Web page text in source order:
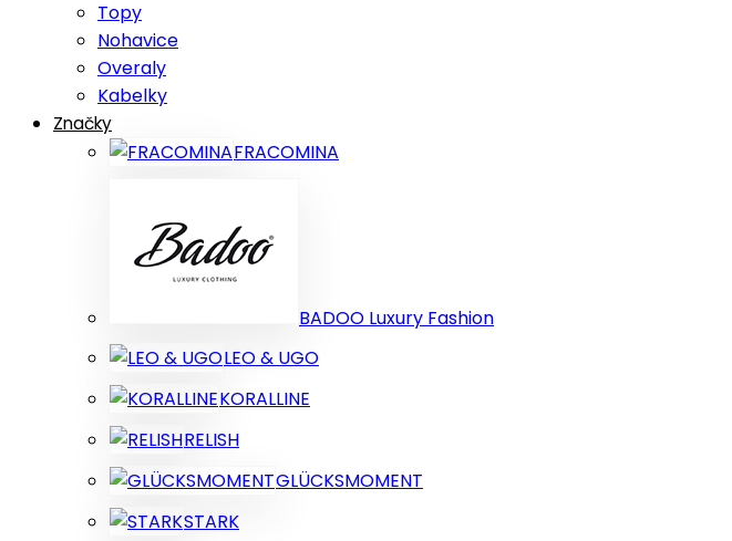
Topy
Nohavice
Overaly
Kabelky
Značky
FRACOMINA
BADOO Luxury Fashion
LEO & UGO
KORALLINE
RELISH
GLÜCKSMOMENT
STARK